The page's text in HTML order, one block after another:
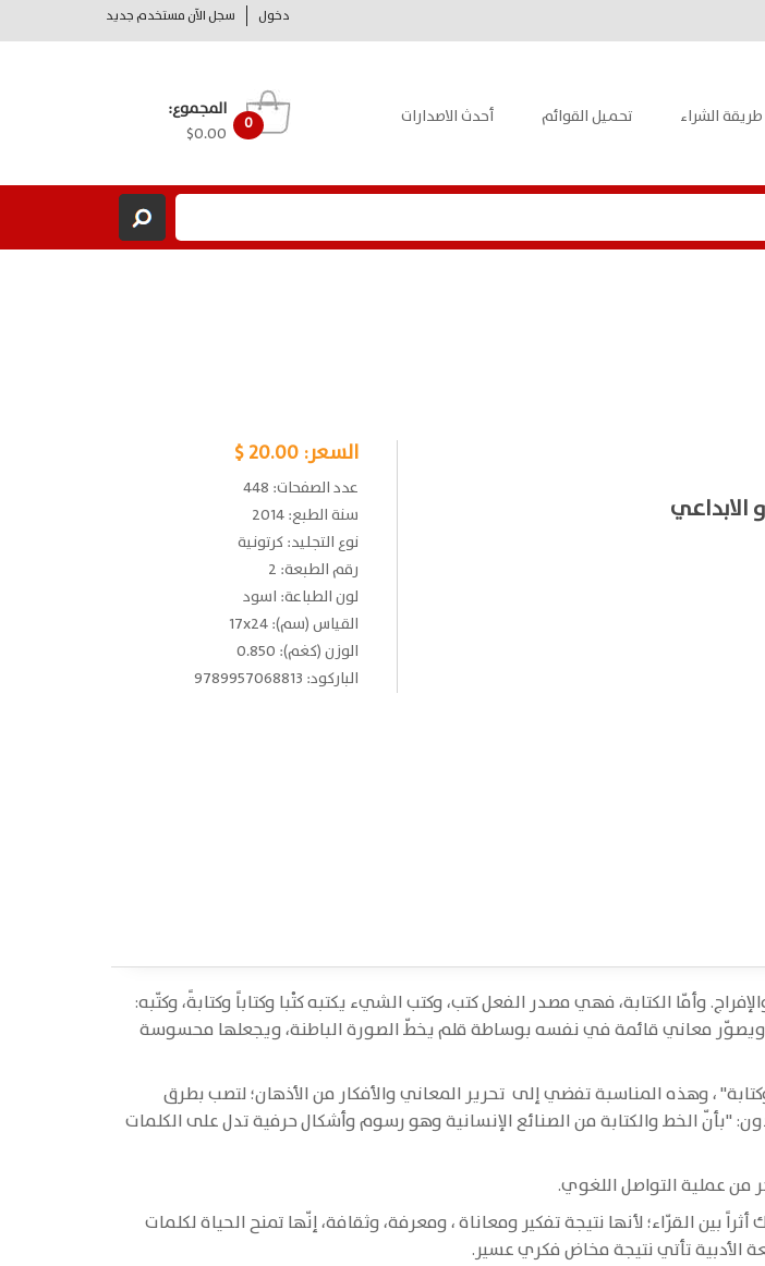
دخول سجل الآن مستخدم جديد
طريقة الشراء تحميل القوائم أحدث الاصدارات 0
المجموع:
$0.00
الابداعي
السعر:20.00 $
عدد الصفحات: 448
سنة الطبع: 2014
نوع التجليد: كرتونية
رقم الطبعة: 2
لون الطباعة: اسود
القياس (سم): 17x24
الوزن (كغم): 0.850
الباركود: 9789957068813
وأمّا الكتابة، فهي مصدر الفعل كتب، وكتب الشيء يكتبه كتْبا وكتاباً وكتابةً، وكتّبه:
ويصوّر معاني قائمة في نفسه بوساطة قلم يخطّ الصورة الباطنة، ويجعلها محسوسة
، وهذه المناسبة تفضي إلى تحرير المعاني والأفكار من الأذهان؛ لتصب بطرق
"بأنّ الخط والكتابة من الصنائع الإنسانية وهو رسوم وأشكال حرفية تدل على الكلمات
من عملية التواصل اللغوي.
بين القرّاء؛ لأنها نتيجة تفكير ومعاناة ، ومعرفة، وثقافة، إنّها تمنح الحياة لكلمات
الأدبية تأتي نتيجة مخاض فكري عسير.